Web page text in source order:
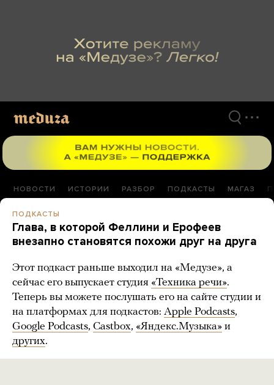
НОВОСТИ ИСТОРИИ РАЗБОР ПОДКАСТЫ МАГАЗ
ПОДКАСТЫ
Глава, в которой Феллини и Ерофеев
внезапно становятся похожи друг на друга
Этот подкаст раньше выходил на «Медузе», а
сейчас его выпускает студия «Техника речи».
Теперь вы можете послушать его на сайте студии и
на платформах для подкастов: Apple Podcasts,
Google Podcasts, Castbox, «Яндекс.Музыка» и
других.